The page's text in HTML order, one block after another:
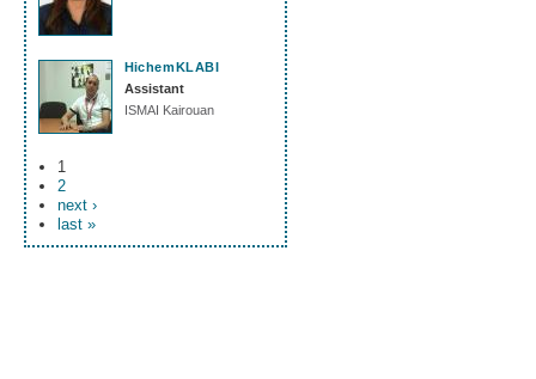
HichemKLABI
Assistant
ISMAI Kairouan
1
2
next ›
last »